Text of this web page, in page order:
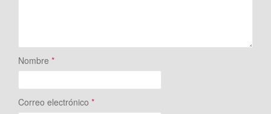
Nombre *
Correo electrónico *